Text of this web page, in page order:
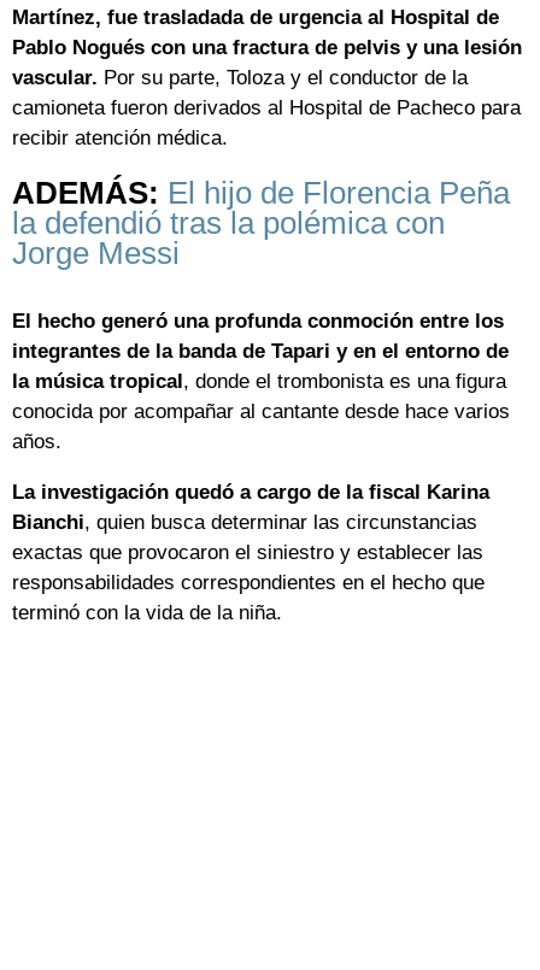
Martínez, fue trasladada de urgencia al Hospital de
Pablo Nogués con una fractura de pelvis y una lesión
vascular. Por su parte, Toloza y el conductor de la
camioneta fueron derivados al Hospital de Pacheco para
recibir atención médica.
ADEMÁS: El hijo de Florencia Peña
la defendió tras la polémica con
Jorge Messi
El hecho generó una profunda conmoción entre los
integrantes de la banda de Tapari y en el entorno de
la música tropical, donde el trombonista es una figura
conocida por acompañar al cantante desde hace varios
años.
La investigación quedó a cargo de la fiscal Karina
Bianchi, quien busca determinar las circunstancias
exactas que provocaron el siniestro y establecer las
responsabilidades correspondientes en el hecho que
terminó con la vida de la niña.